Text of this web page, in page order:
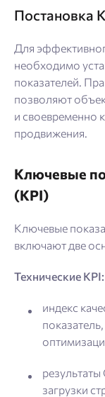
Постановка
Для
необходимо
показателей.
позволяют
и своевременно
продвижения.
Ключевые
(KPI)
Ключевые
включают две
Технические KPI:
индекс
загрузки